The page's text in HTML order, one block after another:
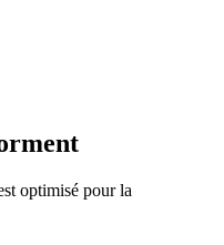
optimisé pour la